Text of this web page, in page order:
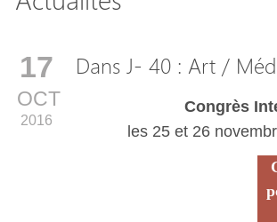
17
OCT
2016
Dans J- 40 : Art /
Congrès
les 25 et 26